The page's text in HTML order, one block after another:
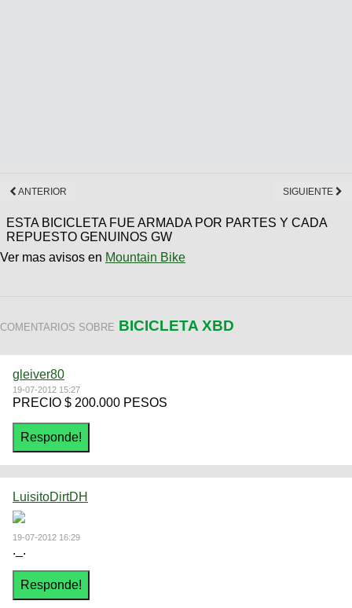
ANTERIOR SIGUIENTE
ESTA BICICLETA FUE ARMADA POR PARTES Y CADA
REPUESTO GENUINOS GW
Ver mas avisos en Mountain Bike
COMENTARIOS SOBRE BICICLETA XBD
gleiver80
19-07-2012 15:27
PRECIO $ 200.000 PESOS
LuisitoDirtDH
19-07-2012 16:29
._.